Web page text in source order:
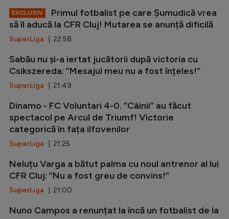
EXCLUSIV
Primul fotbalist pe care Șumudică vrea
să îl aducă la CFR Cluj! Mutarea se anunță dificilă
SuperLiga | 22:58
Sabău nu și-a iertat jucătorii după victoria cu
Csikszereda: ”Mesajul meu nu a fost înțeles!”
SuperLiga | 21:49
Dinamo - FC Voluntari 4-0. ”Câinii” au făcut
spectacol pe Arcul de Triumf! Victorie
categorică în fața ilfovenilor
SuperLiga | 21:25
Neluțu Varga a bătut palma cu noul antrenor al lui
CFR Cluj: ”Nu a fost greu de convins!”
SuperLiga | 21:00
Nuno Campos a renunțat la încă un fotbalist de la